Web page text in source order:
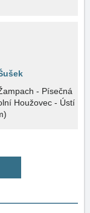
- Písečná
Houžovec - Ústí